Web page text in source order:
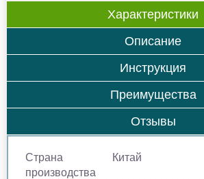
Характеристики
Описание
Инструкция
Преимущества
Отзывы
Страна
производства
Китай